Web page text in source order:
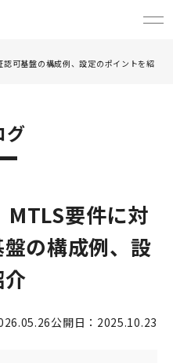
可基盤の構成例、設定のポイントを紹
グ
MTLS要件に対
の構成例、設
公開日：2025.10.23